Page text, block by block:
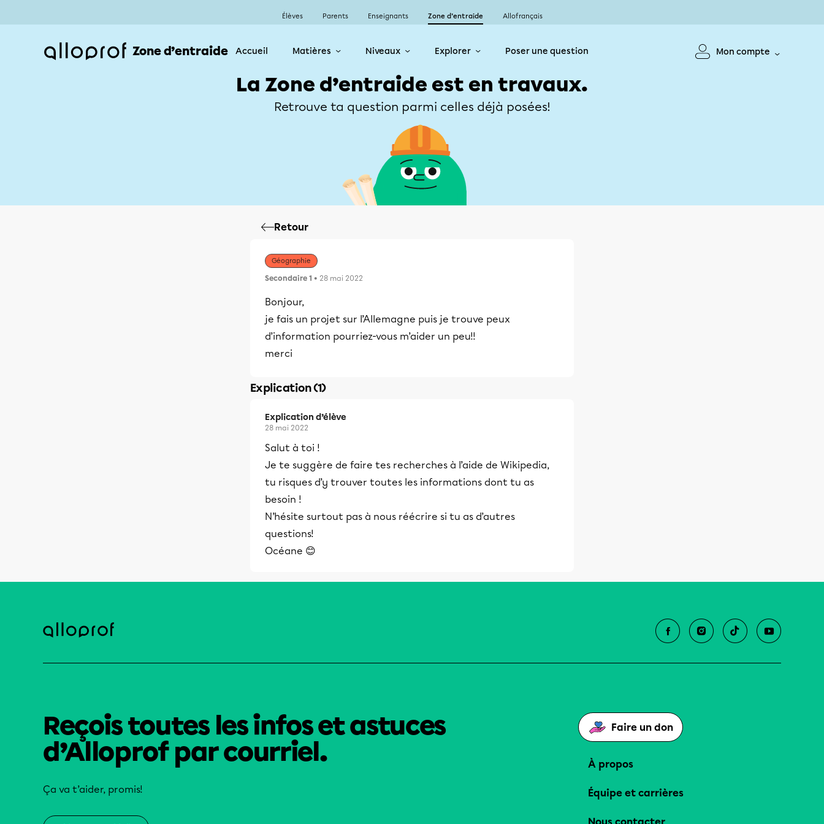
Élèves Parents Enseignants Zone d’entraide Allofrançais
Zone d’entraide Accueil Matières Niveaux Explorer Poser une question Mon compte
La Zone d’entraide est en travaux.
Retrouve ta question parmi celles déjà posées!
Retour
Géographie
Secondaire 1 • 28 mai 2022
Bonjour,
je fais un projet sur l’Allemagne puis je trouve peux
d’information pourriez-vous m’aider un peu!!
merci
Explication (1)
Explication d’élève
28 mai 2022
Salut à toi !
Je te suggère de faire tes recherches à l’aide de Wikipedia,
tu risques d’y trouver toutes les informations dont tu as
besoin !
N’hésite surtout pas à nous réécrire si tu as d’autres
questions!
Océane 😊
Reçois toutes les infos et astuces
d’Alloprof par courriel.
Ça va t’aider, promis!
Faire un don
À propos
Équipe et carrières